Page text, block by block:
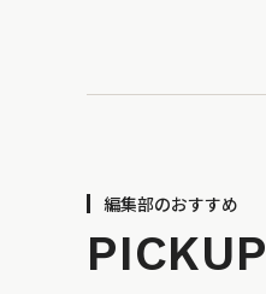
編集部のおすすめ
PICKUP